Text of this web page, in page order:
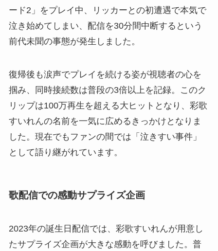
ード2」をプレイ中、リッカーとの初遭遇で本気で
泣き始めてしまい、配信を30分間中断するという
前代未聞の事態が発生しました。
復帰後も涙声でプレイを続ける姿が視聴者の心を
掴み、同時接続数は普段の3倍以上を記録。このク
リップは100万再生を超える大ヒットとなり、彩歌
すいれんの名前を一気に広めるきっかけとなりま
した。現在でもファンの間では「泣きすい事件」
として語り継がれています。
歌配信での感動サプライズ企画
2023年の誕生日配信では、彩歌すいれんが用意し
たサプライズ企画が大きな感動を呼びました。普